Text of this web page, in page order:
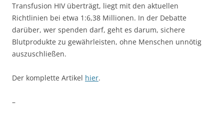
Transfusion HIV überträgt, liegt mit den aktuellen
Richtlinien bei etwa 1:6,38 Millionen. In der Debatte
darüber, wer spenden darf, geht es darum, sichere
Blutprodukte zu gewährleisten, ohne Menschen unnötig
auszuschließen.
Der komplette Artikel hier.
–